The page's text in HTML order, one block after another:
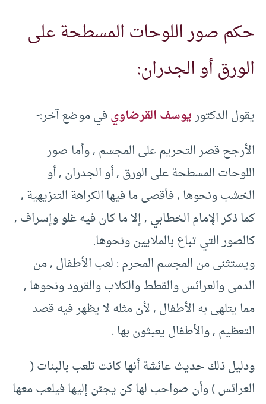
حكم صور اللوحات المسطحة على
الورق أو الجدران:
يقول الدكتوريوسف القرضاويفي موضع آخر:-
الأرجح قصر التحريم على المجسم , وأما صور
اللوحات المسطحة على الورق , أو الجدران , أو
الخشب ونحوها , فأقصى ما فيها الكراهة التنزيهية ,
كما ذكر الإمام الخطابي , إلا ما كان فيه غلو وإسراف ,
كالصور التي تباع بالملايين ونحوها.
ويستثنى من المجسم المحرم : لعب الأطفال , من
الدمى والعرائس والقطط والكلاب والقرود ونحوها ,
مما يتلهى به الأطفال , لأن مثله لا يظهر فيه قصد
التعظيم , والأطفال يعبثون بها .
ودليل ذلك حديث عائشة أنها كانت تلعب بالبنات (
العرائس ) وأن صواحب لها كن يجئن إليها فيلعب معها